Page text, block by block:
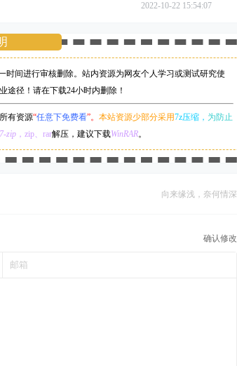
2022-10-22 15:54:07
时间进行审核删除。站内资源为网友个人学习或测试研究使
途径！请在下载24小时内删除！
有资源“任意下免费看”。 本站资源少部分采用7z压缩， 为防止
7-zip ，zip、rar解压，建议下载WinRAR。
向来缘浅，奈何情深
确认修改